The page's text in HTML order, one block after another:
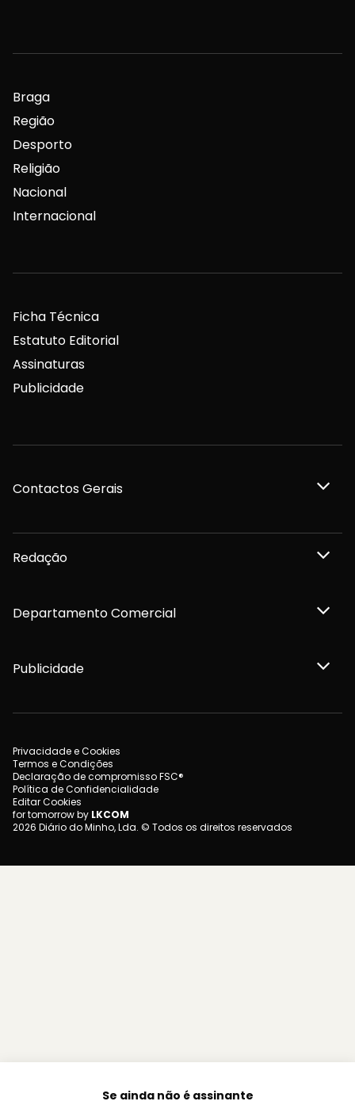
Se ainda não é assinante
Braga
Região
Desporto
Religião
Nacional
Internacional
Ficha Técnica
Estatuto Editorial
Assinaturas
Publicidade
Contactos Gerais
Redação
Departamento Comercial
Publicidade
Privacidade e Cookies
Termos e Condições
Declaração de compromisso FSC®
Política de Confidencialidade
Editar Cookies
for tomorrow by LKCOM
2026 Diário do Minho, Lda. © Todos os direitos reservados